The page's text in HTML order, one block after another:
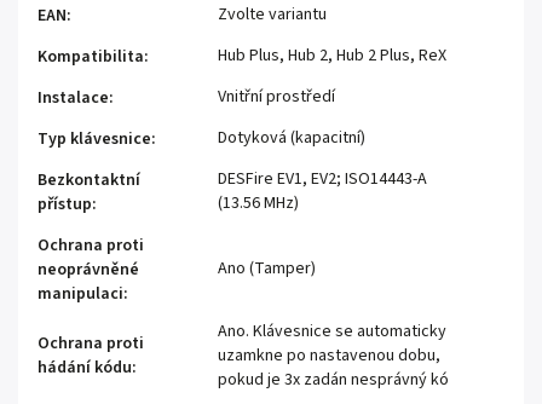
EAN:
Zvolte variantu
Kompatibilita:
Hub Plus, Hub 2, Hub 2 Plus, ReX
Instalace:
Vnitřní prostředí
Typ klávesnice:
Dotyková (kapacitní)
Bezkontaktní
přístup:
DESFire EV1, EV2; ISO14443-A
(13.56 MHz)
Ochrana proti
neoprávněné
manipulaci:
Ano (Tamper)
Ochrana proti
hádání kódu:
Ano. Klávesnice se automaticky
uzamkne po nastavenou dobu,
pokud je 3x zadán nesprávný kó